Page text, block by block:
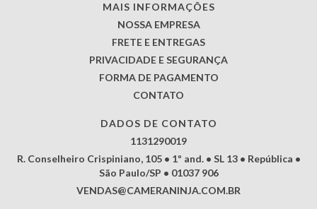
MAIS INFORMAÇÕES
NOSSA EMPRESA
FRETE E ENTREGAS
PRIVACIDADE E SEGURANÇA
FORMA DE PAGAMENTO
CONTATO
DADOS DE CONTATO
1131290019
R. Conselheiro Crispiniano, 105 • 1º and. • SL 13 • República •
São Paulo/SP • 01037 906
VENDAS@CAMERANINJA.COM.BR